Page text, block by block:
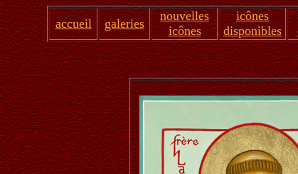
accueil galeries
nouvelles
icônes
icônes
disponibles